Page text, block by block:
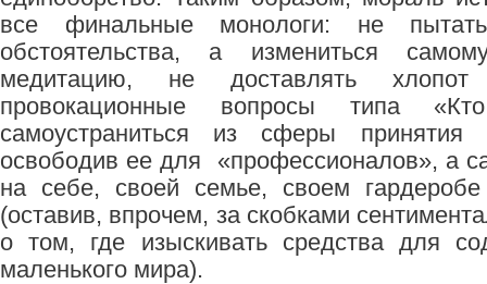
все финальные монологи: не
обстоятельства, а измениться
медитацию, не доставлять
провокационные вопросы типа
самоустраниться из сферы принятия
освободив ее для «профессионалов», а
на себе, своей семье, своем
(оставив, впрочем, за скобками
о том, где изыскивать средства для
маленького мира).